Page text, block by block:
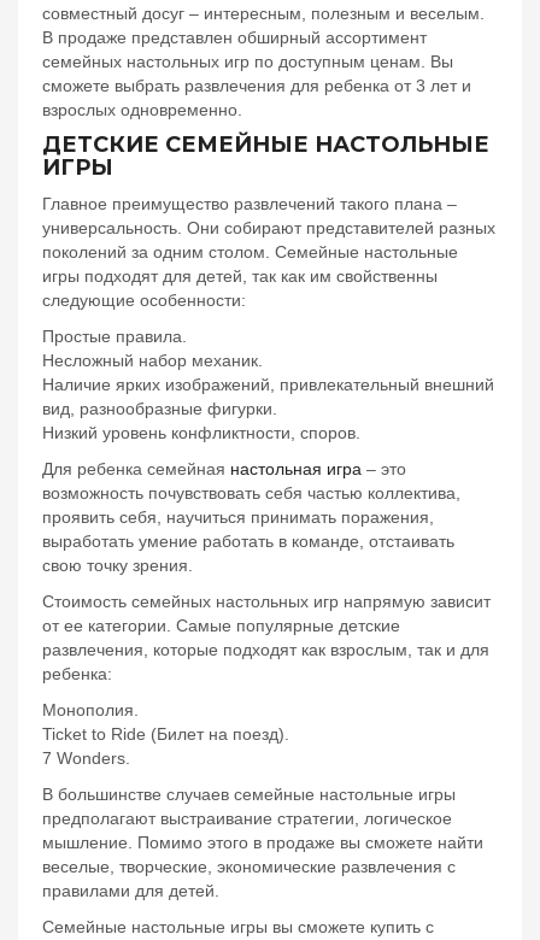
совместный досуг – интересным, полезным и веселым.
В продаже представлен обширный ассортимент
семейных настольных игр по доступным ценам. Вы
сможете выбрать развлечения для ребенка от 3 лет и
взрослых одновременно.
ДЕТСКИЕ СЕМЕЙНЫЕ НАСТОЛЬНЫЕ
ИГРЫ
Главное преимущество развлечений такого плана –
универсальность. Они собирают представителей разных
поколений за одним столом. Семейные настольные
игры подходят для детей, так как им свойственны
следующие особенности:
Простые правила.
Несложный набор механик.
Наличие ярких изображений, привлекательный внешний
вид, разнообразные фигурки.
Низкий уровень конфликтности, споров.
Для ребенка семейная настольная игра – это
возможность почувствовать себя частью коллектива,
проявить себя, научиться принимать поражения,
выработать умение работать в команде, отстаивать
свою точку зрения.
Стоимость семейных настольных игр напрямую зависит
от ее категории. Самые популярные детские
развлечения, которые подходят как взрослым, так и для
ребенка:
Монополия.
Ticket to Ride (Билет на поезд).
7 Wonders.
В большинстве случаев семейные настольные игры
предполагают выстраивание стратегии, логическое
мышление. Помимо этого в продаже вы сможете найти
веселые, творческие, экономические развлечения с
правилами для детей.
Семейные настольные игры вы сможете купить с